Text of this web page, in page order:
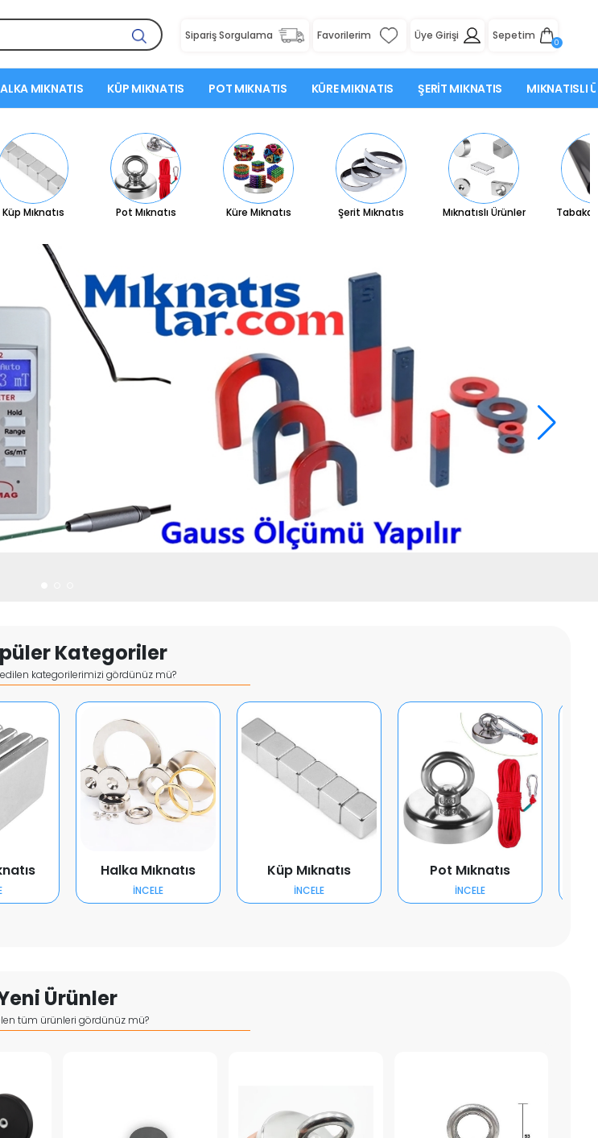
Sipariş Sorgulama Favorilerim Üye Girişi Sepetim
0
MIKNATIS KÜP MIKNATIS POT MIKNATIS KÜRE MIKNATIS ŞERIT MIKNATIS MIKNATISLI
Küp Mıknatıs Pot Mıknatıs Küre Mıknatıs Şerit Mıknatıs Mıknatıslı Ürünler Tabaka
Kategoriler
kategorilerimizi gördünüz mü?
Halka Mıknatıs
İNCELE
Küp Mıknatıs
İNCELE
Pot Mıknatıs
İNCELE
Ürünler
tüm ürünleri gördünüz mü?